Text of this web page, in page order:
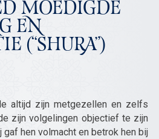
MOEDIGDE
EN
(“SHURA”)
altijd zijn metgezellen en zelfs
zijn volgelingen objectief te zijn
gaf hen volmacht en betrok hen bij